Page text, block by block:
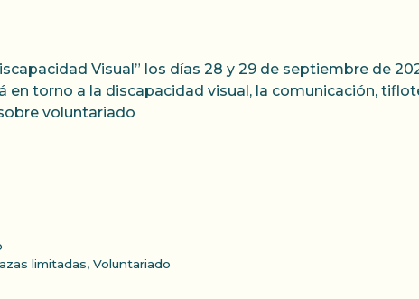
Visual” los días 28 y 29 de septiembre de
en torno a la discapacidad visual, la comunicación,
voluntariado
limitadas, Voluntariado